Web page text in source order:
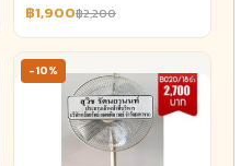
฿1,900฿2,200
-10%